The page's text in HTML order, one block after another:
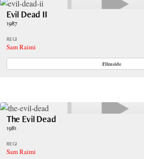
Evil Dead II
1987
REGI
Sam Raimi
Filmside
The Evil Dead
1981
REGI
Sam Raimi